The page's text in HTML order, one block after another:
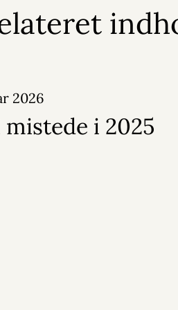
2026
i 2025